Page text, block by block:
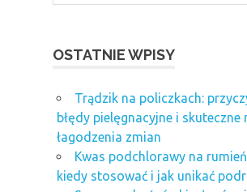
OSTATNIE WPISY
Trądzik na policzkach:
błędy pielęgnacyjne i skuteczne
łagodzenia zmian
Kwas podchlorawy na
kiedy stosować i jak unikać